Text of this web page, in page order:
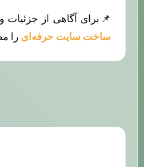
📌برای آگاهی از جزئیات و
ساخت سایت حرفه‌ای را